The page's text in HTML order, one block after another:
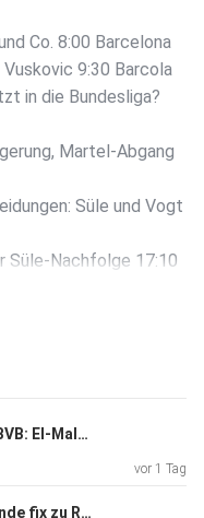
Co. 8:00 Barcelona
9:30 Barcola
in die Bundesliga?
Martel-Abgang
Süle und Vogt
Süle-Nachfolge 17:10
Irre Forderung von
Alonso
es jetzt weiter geht
#622: Rodri-Korb für Real! BVB: El-Mala-Poker geht weiter - Bayer 04 will Diaby | Transfer Update Express
vor 1 Tag
#621: 140 Mio. Euro: Diomande fix zu Real - RB holt Asllani - PL-Klub heiß auf Nmecha | Transfer Update